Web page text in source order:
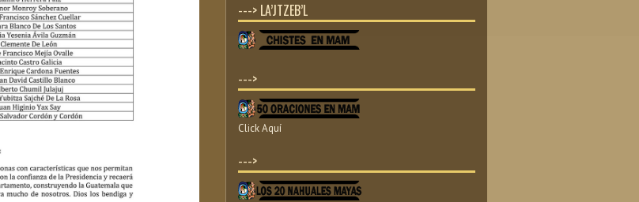
---> LA’JTZEB’L
--->
Click Aquí
--->